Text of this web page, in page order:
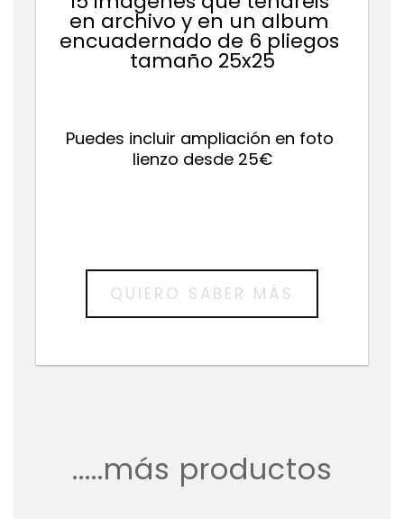
en archivo y en un album
encuadernado de 6 pliegos
tamaño 25x25
Puedes incluir ampliación en foto
lienzo desde 25€
QUIERO SABER MÁS
.....más productos